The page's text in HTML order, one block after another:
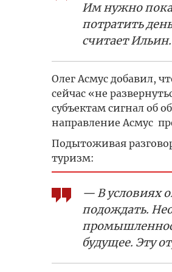
Им нужно
потратить
считает Ильин.
Олег Асмус добавил,
сейчас «не
субъектам сигнал об
направление Асмус
Подытоживая
туризм:
— В условиях
подождать.
будущее. Эту